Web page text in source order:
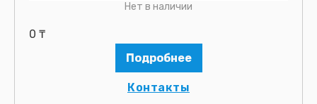
Нет в наличии
0 ₸
Подробнее
Контакты